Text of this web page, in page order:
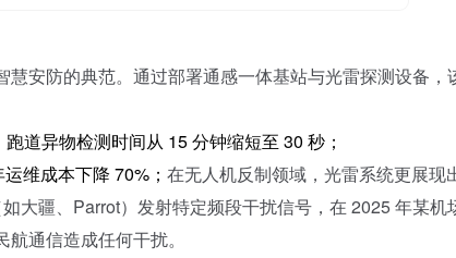
安防的典范。通过部署通感一体基站与光雷探测设备，
道异物检测时间从 15 分钟缩短至 30 秒；
维成本下降 70%； 在无人机反制领域，光雷系统更展现
大疆、Parrot）发射特定频段干扰信号，在 2025 年某机
通信造成任何干扰。